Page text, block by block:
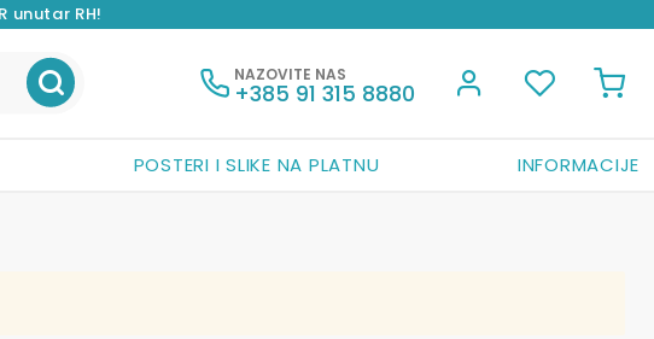
unutar RH!
POSTERI I SLIKE NA PLATNU INFORMACIJE
NAZOVITE NAS
+385 91 315 8880